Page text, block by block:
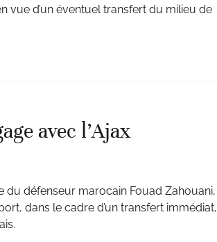
vue d’un éventuel transfert du milieu de
avec l’Ajax
du défenseur marocain Fouad Zahouani,
dans le cadre d’un transfert immédiat,